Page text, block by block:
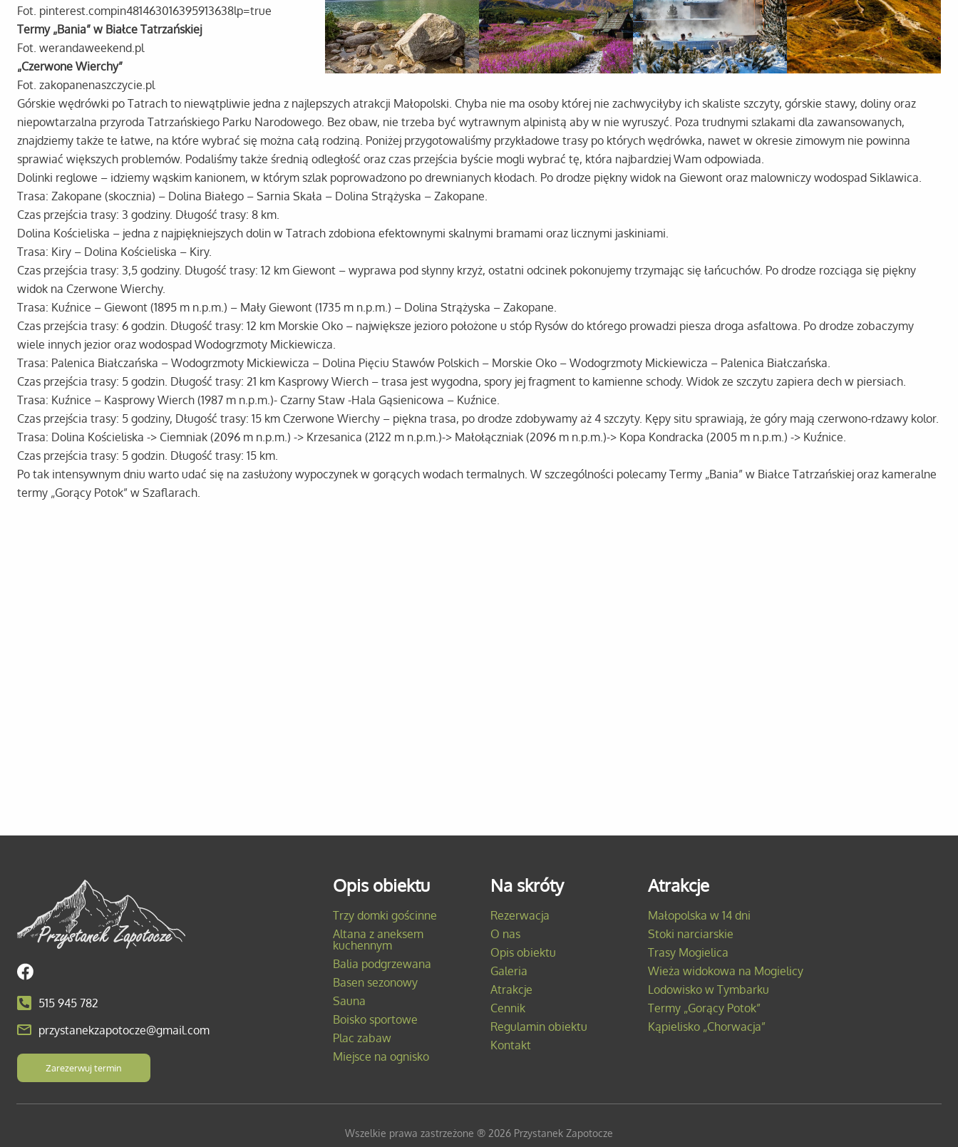
Fot. pinterest.compin481463016395913638lp=true
Termy „Bania” w Białce Tatrzańskiej
Fot. werandaweekend.pl
„Czerwone Wierchy”
Fot. zakopanenaszczycie.pl
Górskie wędrówki po Tatrach to niewątpliwie jedna z najlepszych atrakcji Małopolski. Chyba nie ma osoby której nie zachwyciłyby ich skaliste szczyty, górskie stawy, doliny oraz
niepowtarzalna przyroda Tatrzańskiego Parku Narodowego. Bez obaw, nie trzeba być wytrawnym alpinistą aby w nie wyruszyć. Poza trudnymi szlakami dla zawansowanych,
znajdziemy także te łatwe, na które wybrać się można całą rodziną. Poniżej przygotowaliśmy przykładowe trasy po których wędrówka, nawet w okresie zimowym nie powinna
sprawiać większych problemów. Podaliśmy także średnią odległość oraz czas przejścia byście mogli wybrać tę, która najbardziej Wam odpowiada.
Dolinki reglowe – idziemy wąskim kanionem, w którym szlak poprowadzono po drewnianych kłodach. Po drodze piękny widok na Giewont oraz malowniczy wodospad Siklawica.
Trasa: Zakopane (skocznia) – Dolina Białego – Sarnia Skała – Dolina Strążyska – Zakopane.
Czas przejścia trasy: 3 godziny. Długość trasy: 8 km.
Dolina Kościeliska – jedna z najpiękniejszych dolin w Tatrach zdobiona efektownymi skalnymi bramami oraz licznymi jaskiniami.
Trasa: Kiry – Dolina Kościeliska – Kiry.
Czas przejścia trasy: 3,5 godziny. Długość trasy: 12 km Giewont – wyprawa pod słynny krzyż, ostatni odcinek pokonujemy trzymając się łańcuchów. Po drodze rozciąga się piękny
widok na Czerwone Wierchy.
Trasa: Kuźnice – Giewont (1895 m n.p.m.) – Mały Giewont (1735 m n.p.m.) – Dolina Strążyska – Zakopane.
Czas przejścia trasy: 6 godzin. Długość trasy: 12 km Morskie Oko – największe jezioro położone u stóp Rysów do którego prowadzi piesza droga asfaltowa. Po drodze zobaczymy
wiele innych jezior oraz wodospad Wodogrzmoty Mickiewicza.
Trasa: Palenica Białczańska – Wodogrzmoty Mickiewicza – Dolina Pięciu Stawów Polskich – Morskie Oko – Wodogrzmoty Mickiewicza – Palenica Białczańska.
Czas przejścia trasy: 5 godzin. Długość trasy: 21 km Kasprowy Wierch – trasa jest wygodna, spory jej fragment to kamienne schody. Widok ze szczytu zapiera dech w piersiach.
Trasa: Kuźnice – Kasprowy Wierch (1987 m n.p.m.)- Czarny Staw -Hala Gąsienicowa – Kuźnice.
Czas przejścia trasy: 5 godziny, Długość trasy: 15 km Czerwone Wierchy – piękna trasa, po drodze zdobywamy aż 4 szczyty. Kępy situ sprawiają, że góry mają czerwono-rdzawy kolor.
Trasa: Dolina Kościeliska -> Ciemniak (2096 m n.p.m.) -> Krzesanica (2122 m n.p.m.)-> Małołączniak (2096 m n.p.m.)-> Kopa Kondracka (2005 m n.p.m.) -> Kuźnice.
Czas przejścia trasy: 5 godzin. Długość trasy: 15 km.
Po tak intensywnym dniu warto udać się na zasłużony wypoczynek w gorących wodach termalnych. W szczególności polecamy Termy „Bania” w Białce Tatrzańskiej oraz kameralne
termy „Gorący Potok” w Szaflarach.
515 945 782
przystanekzapotocze@gmail.com
Zarezerwuj termin
Opis obiektu
Trzy domki gościnne
Altana z aneksem
kuchennym
Balia podgrzewana
Basen sezonowy
Sauna
Boisko sportowe
Plac zabaw
Miejsce na ognisko
Na skróty
Rezerwacja
O nas
Opis obiektu
Galeria
Atrakcje
Cennik
Regulamin obiektu
Kontakt
Atrakcje
Małopolska w 14 dni
Stoki narciarskie
Trasy Mogielica
Wieża widokowa na Mogielicy
Lodowisko w Tymbarku
Termy „Gorący Potok”
Kąpielisko „Chorwacja”
Wszelkie prawa zastrzeżone ® 2026 Przystanek Zapotocze